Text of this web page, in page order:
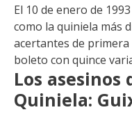
El 10 de enero de
como la quiniela más
acertantes de
boleto con quince
Los asesinos
Quiniela: